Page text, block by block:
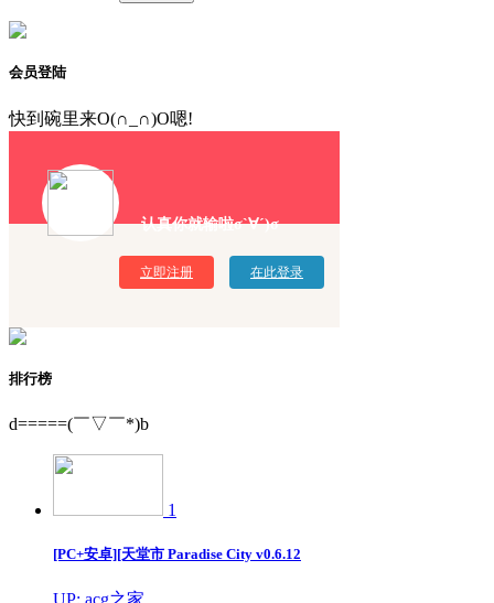
会员登陆
快到碗里来O(∩_∩)O嗯!
认真你就输啦σ`∀´)σ
立即注册 在此登录
排行榜
d=====(￣▽￣*)b
1
[PC+安卓][天堂市 Paradise City v0.6.12